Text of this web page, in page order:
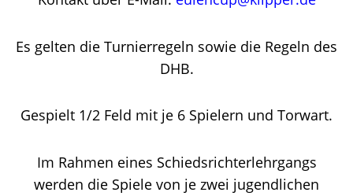
Es gelten die Turnierregeln sowie die Regeln des
DHB.
Gespielt 1/2 Feld mit je 6 Spielern und Torwart.
Im Rahmen eines Schiedsrichterlehrgangs
werden die Spiele von je zwei jugendlichen